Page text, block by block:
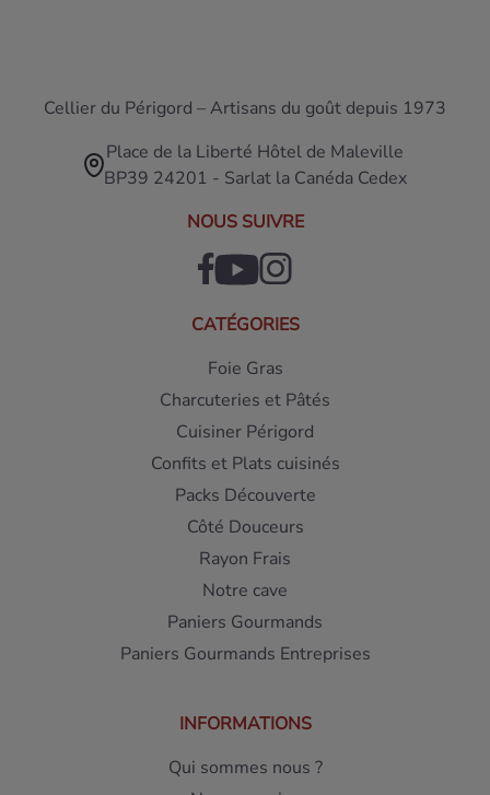
Cellier du Périgord – Artisans du goût depuis 1973
Place de la Liberté Hôtel de Maleville
BP39 24201 - Sarlat la Canéda Cedex
NOUS SUIVRE
CATÉGORIES
Foie Gras
Charcuteries et Pâtés
Cuisiner Périgord
Confits et Plats cuisinés
Packs Découverte
Côté Douceurs
Rayon Frais
Notre cave
Paniers Gourmands
Paniers Gourmands Entreprises
INFORMATIONS
Qui sommes nous ?